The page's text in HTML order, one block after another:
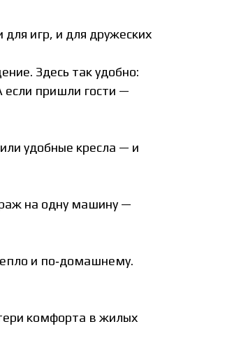
игр, и для дружеских
Здесь так удобно:
если пришли гости —
удобные кресла — и
на одну машину —
и по‑домашнему.
комфорта в жилых